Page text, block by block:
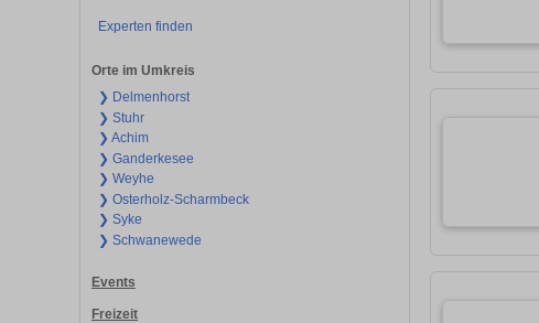
Experten finden
Orte im Umkreis
❯ Delmenhorst
❯ Stuhr
❯ Achim
❯ Ganderkesee
❯ Weyhe
❯ Osterholz-Scharmbeck
❯ Syke
❯ Schwanewede
Events
Freizeit